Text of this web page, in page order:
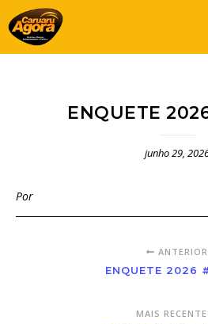
ENQUETE
junho 29,
Por
ANTERIOR
ENQUETE 2026
MAIS RECENTE